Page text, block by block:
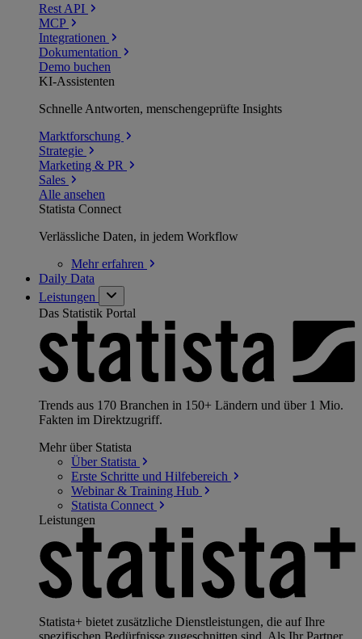
Rest API
MCP
Integrationen
Dokumentation
Demo buchen
KI-Assistenten
Schnelle Antworten, menschengeprüfte Insights
Marktforschung
Strategie
Marketing & PR
Sales
Alle ansehen
Statista Connect
Verlässliche Daten, in jedem Workflow
Mehrerfahren
Daily Data
Leistungen
Das Statistik Portal
Trends aus 170 Branchen in 150+ Ländern und über 1 Mio.
Fakten im Direktzugriff.
Mehr über Statista
Über Statista
Erste Schritte und Hilfebereich
Webinar & Training Hub
Statista Connect
Leistungen
Statista+ bietet zusätzliche Dienstleistungen, die auf Ihre
spezifischen Bedürfnisse zugeschnitten sind. Als Ihr Partner